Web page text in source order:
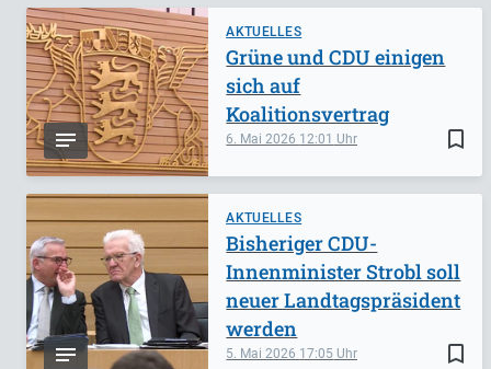
AKTUELLES
bookmark_border
6. Mai 2026 12:01
Grüne und CDU einigen
sich auf
Koalitionsvertrag
AKTUELLES
bookmark_border
5. Mai 2026 17:05
Bisheriger CDU-
Innenminister Strobl soll
neuer Landtagspräsident
werden